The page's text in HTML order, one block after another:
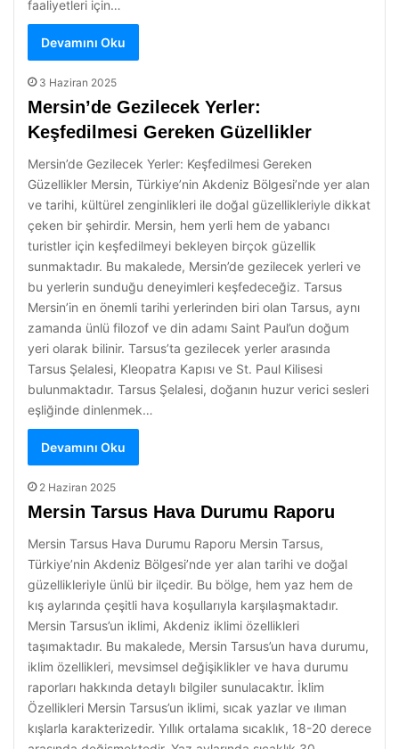
faaliyetleri için…
Devamını Oku
3 Haziran 2025
Mersin’de Gezilecek Yerler:
Keşfedilmesi Gereken Güzellikler
Mersin’de Gezilecek Yerler: Keşfedilmesi Gereken
Güzellikler Mersin, Türkiye’nin Akdeniz Bölgesi’nde yer alan
ve tarihi, kültürel zenginlikleri ile doğal güzellikleriyle dikkat
çeken bir şehirdir. Mersin, hem yerli hem de yabancı
turistler için keşfedilmeyi bekleyen birçok güzellik
sunmaktadır. Bu makalede, Mersin’de gezilecek yerleri ve
bu yerlerin sunduğu deneyimleri keşfedeceğiz. Tarsus
Mersin’in en önemli tarihi yerlerinden biri olan Tarsus, aynı
zamanda ünlü filozof ve din adamı Saint Paul’un doğum
yeri olarak bilinir. Tarsus’ta gezilecek yerler arasında
Tarsus Şelalesi, Kleopatra Kapısı ve St. Paul Kilisesi
bulunmaktadır. Tarsus Şelalesi, doğanın huzur verici sesleri
eşliğinde dinlenmek…
Devamını Oku
2 Haziran 2025
Mersin Tarsus Hava Durumu Raporu
Mersin Tarsus Hava Durumu Raporu Mersin Tarsus,
Türkiye’nin Akdeniz Bölgesi’nde yer alan tarihi ve doğal
güzellikleriyle ünlü bir ilçedir. Bu bölge, hem yaz hem de
kış aylarında çeşitli hava koşullarıyla karşılaşmaktadır.
Mersin Tarsus’un iklimi, Akdeniz iklimi özellikleri
taşımaktadır. Bu makalede, Mersin Tarsus’un hava durumu,
iklim özellikleri, mevsimsel değişiklikler ve hava durumu
raporları hakkında detaylı bilgiler sunulacaktır. İklim
Özellikleri Mersin Tarsus’un iklimi, sıcak yazlar ve ılıman
kışlarla karakterizedir. Yıllık ortalama sıcaklık, 18-20 derece